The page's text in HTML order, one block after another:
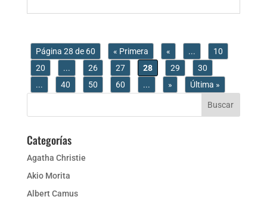
Página 28 de 60 « Primera « ...
10
20
... 26 27 28 29
30
...
40 50 60 ... » Última »
Categorías
Agatha Christie
Akio Morita
Albert Camus